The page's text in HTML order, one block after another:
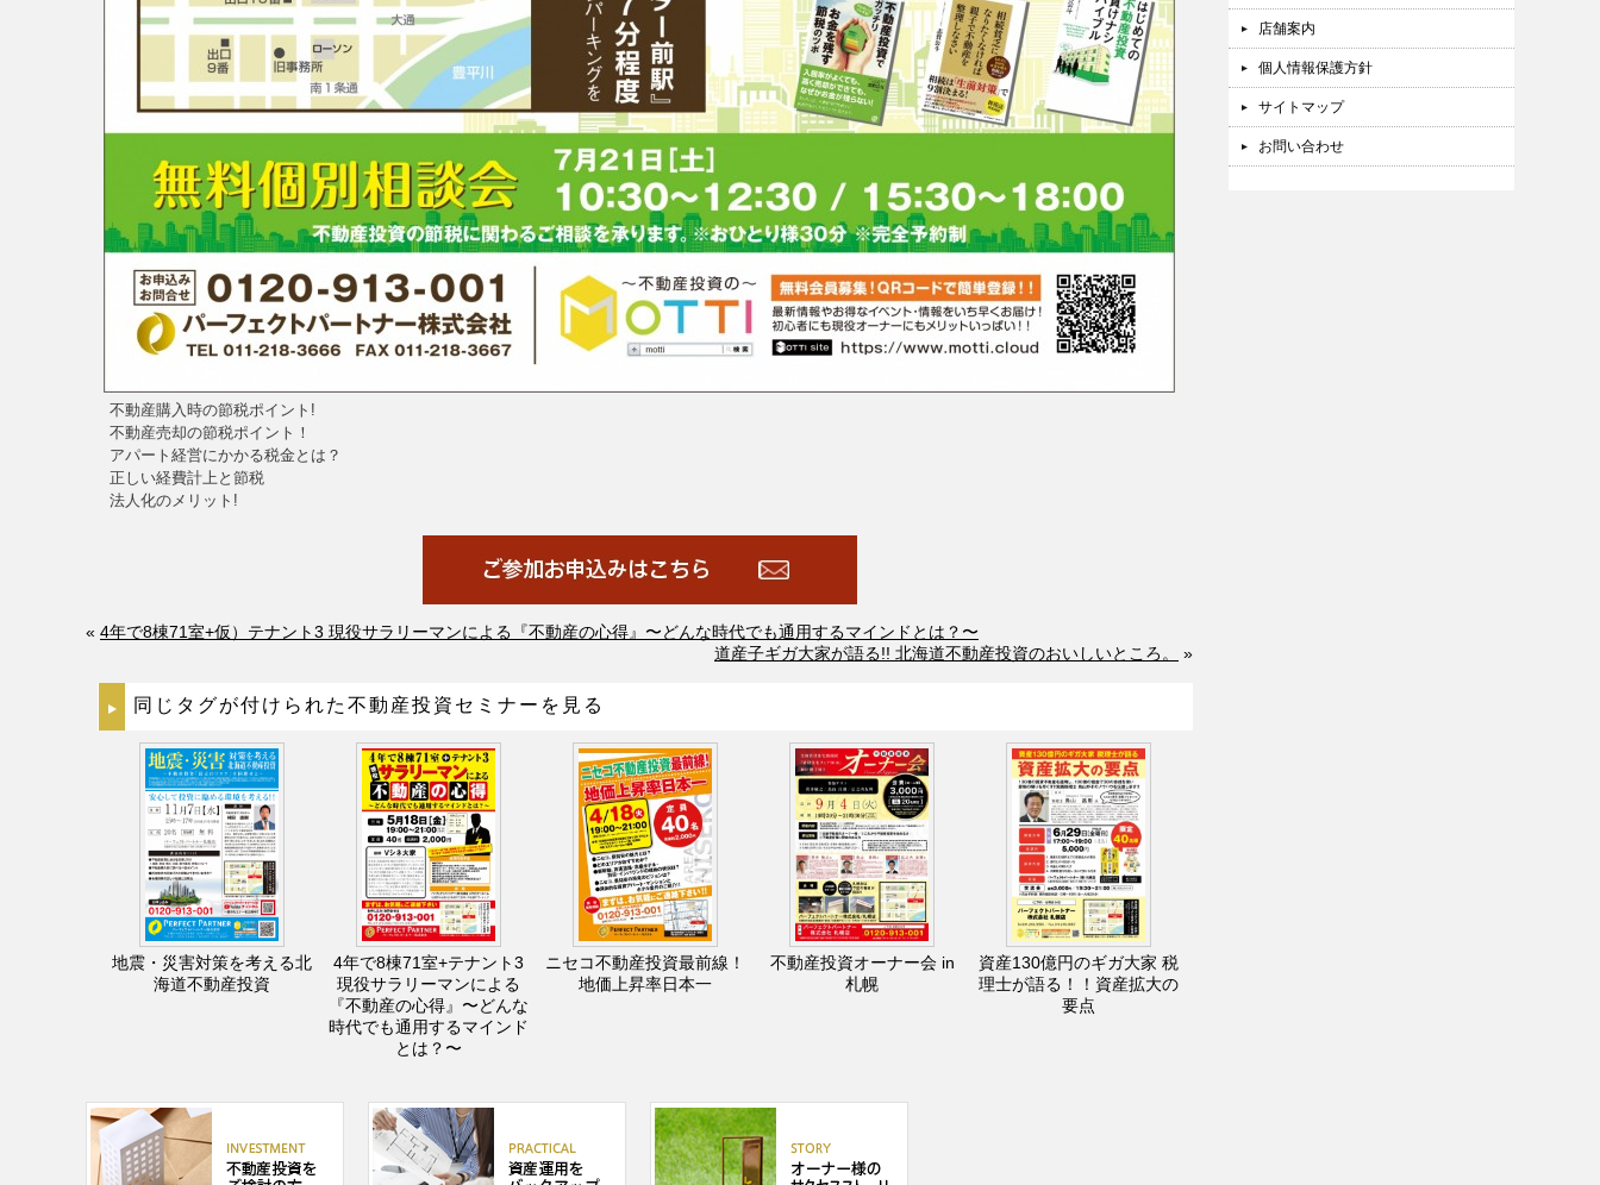
不動産購入時の節税ポイント!
不動産売却の節税ポイント！
アパート経営にかかる税金とは？
正しい経費計上と節税
法人化のメリット!
« 4年で8棟71室+仮）テナント3 現役サラリーマンによる『不動産の心得』〜どんな時代でも通用するマインドとは？〜
道産子ギガ大家が語る!! 北海道不動産投資のおいしいところ。
»
同じタグが付けられた不動産投資セミナーを見る
地震・災害対策を考える北
海道不動産投資
4年で8棟71室+テナント3
現役サラリーマンによる
『不動産の心得』〜どんな
時代でも通用するマインド
とは？〜
ニセコ不動産投資最前線！
地価上昇率日本一
不動産投資オーナー会 in
札幌
資産130億円のギガ大家 税
理士が語る！！資産拡大の
要点
店舗案内
個人情報保護方針
サイトマップ
お問い合わせ